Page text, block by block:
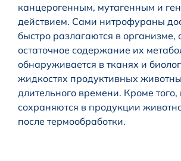
канцерогенным, мутагенным и
действием. Сами нитрофураны
быстро разлагаются в организме,
остаточное содержание их
обнаруживается в тканях и
жидкостях продуктивных
длительного времени. Кроме
сохраняются в продукции
после термообработки.